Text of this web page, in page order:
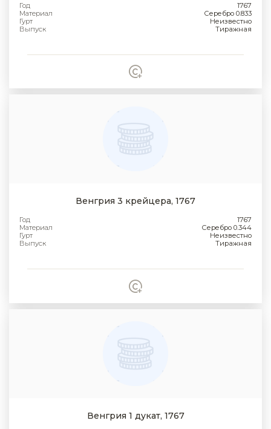
Год
1767
Материал
Серебро 0.833
Гурт
Неизвестно
Выпуск
Тиражная
Венгрия 3 крейцера, 1767
Год
1767
Материал
Серебро 0.344
Гурт
Неизвестно
Выпуск
Тиражная
Венгрия 1 дукат, 1767